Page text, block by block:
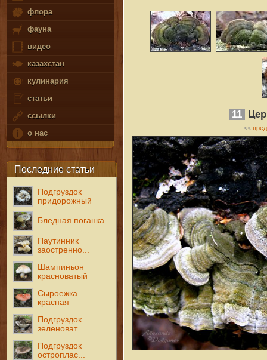
флора
фауна
видео
казахстан
кулинария
статьи
ссылки
о нас
Последние статьи
Подгруздок
придорожный
Бледная поганка
Паутинник
заостренно...
Шампиньон
красноватый
Сыроежка
красная
Подгруздок
зеленоват...
Подгруздок
остроплас...
11
<<